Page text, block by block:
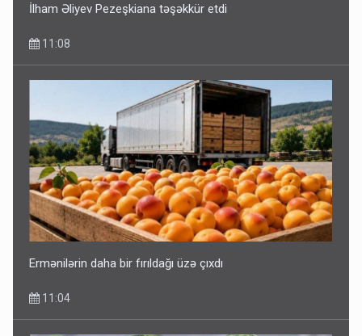
İlham Əliyev Pezeşkiana təşəkkür etdi
11:08
Ermənilərin daha bir fırıldağı üzə çıxdı
11:04